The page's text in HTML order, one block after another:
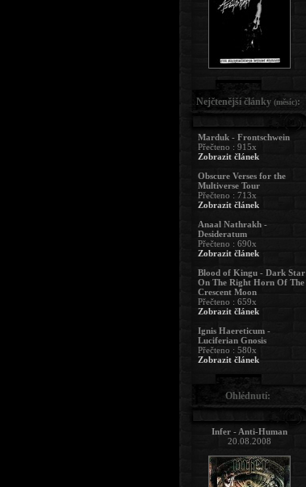
Nejčtenější články (měsíc):
Marduk - Frontschwein
Přečteno : 915x
Zobrazit článek
Obscure Verses for the
Multiverse Tour
Přečteno : 713x
Zobrazit článek
Anaal Nathrakh -
Desideratum
Přečteno : 690x
Zobrazit článek
Blood of Kingu - Dark Star
On The Right Horn Of The
Crescent Moon
Přečteno : 659x
Zobrazit článek
Ignis Haereticum -
Luciferian Gnosis
Přečteno : 580x
Zobrazit článek
Ohlédnutí:
Infer - Anti-Human
20.08.2008